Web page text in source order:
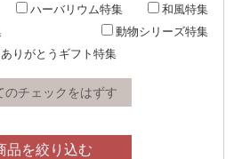
ハーバリウム特集
和風特集
動物シリーズ特集
ありがとうギフト特集
のチェックをはずす
品を絞り込む